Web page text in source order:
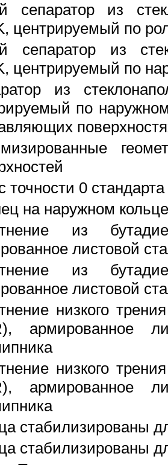
сепаратор из
центрируемый по
сепаратор из
центрируемый по
из
по
точности 0
на наружном кольце
из
листовой
из
листовой
низкого
армированное
низкого
армированное
стабилизированы
стабилизированы